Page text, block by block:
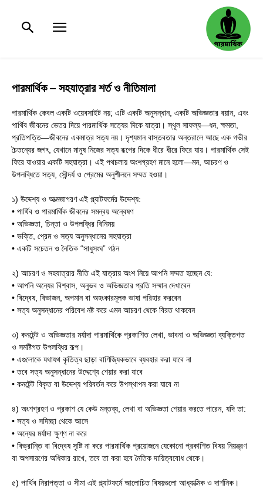
পারমার্থিক – সহযাত্রার শর্ত ও নীতিমালা
পারমার্থিক কেবল একটি ওয়েবসাইট নয়; এটি একটি অনুসন্ধান, একটি অভিজ্ঞতার বয়ান, এবং
পার্থিব জীবনের ভেতর দিয়ে পারমার্থিক সত্যের দিকে যাত্রা। স্থূল সাফল্য—ধন, ক্ষমতা,
প্রতিপত্তি—জীবনের একমাত্র সত্য নয়। দৃশ্যমান বাস্তবতার অন্তরালে আছে এক গভীর
চৈতন্যের জগৎ, যেখানে মানুষ নিজের সত্য রূপের দিকে ধীরে ধীরে ফিরে যায়। পারমার্থিক সেই
ফিরে যাওয়ার একটি সহযাত্রা। এই পথচলায় অংশগ্রহণ মানে হলো—মন, আচরণ ও
উপলব্ধিতে সত্য, সৌন্দর্য ও প্রেমের অনুশীলনে সম্মত হওয়া।
১) উদ্দেশ্য ও আত্মজাগরণ এই প্ল্যাটফর্মের উদ্দেশ্য:
• পার্থিব ও পারমার্থিক জীবনের সমন্বয় অন্বেষণ
• অভিজ্ঞতা, চিন্তা ও উপলব্ধির বিনিময়
• ভক্তি, প্রেম ও সত্য অনুসন্ধানের সহযাত্রা
• একটি সচেতন ও নৈতিক “সাধুসংঘ” গঠন
২) আচরণ ও সহযাত্রার নীতি এই যাত্রায় অংশ নিয়ে আপনি সম্মত হচ্ছেন যে:
• আপনি অন্যের বিশ্বাস, অনুভব ও অভিজ্ঞতার প্রতি সম্মান দেখাবেন
• বিদ্বেষ, বিভাজন, অপমান বা অহংকারমূলক ভাষা পরিহার করবেন
• সত্য অনুসন্ধানের পরিবেশ নষ্ট করে এমন আচরণ থেকে বিরত থাকবেন
৩) কনটেন্ট ও অভিজ্ঞতার মর্যাদা পারমার্থিকে প্রকাশিত লেখা, ভাবনা ও অভিজ্ঞতা ব্যক্তিগত
ও সমষ্টিগত উপলব্ধির রূপ।
• এগুলোকে যথাযথ কৃতিত্ব ছাড়া বাণিজ্যিকভাবে ব্যবহার করা যাবে না
• তবে সত্য অনুসন্ধানের উদ্দেশ্যে শেয়ার করা যাবে
• কনটেন্ট বিকৃত বা উদ্দেশ্য পরিবর্তন করে উপস্থাপন করা যাবে না
৪) অংশগ্রহণ ও প্রকাশ যে কেউ মন্তব্য, লেখা বা অভিজ্ঞতা শেয়ার করতে পারেন, যদি তা:
• সত্য ও সদিচ্ছা থেকে আসে
• অন্যের মর্যাদা ক্ষুণ্ণ না করে
• বিভ্রান্তি বা বিদ্বেষ সৃষ্টি না করে পারমার্থিক প্রয়োজনে যেকোনো প্রকাশিত বিষয় নিয়ন্ত্রণ
বা অপসারণের অধিকার রাখে, তবে তা করা হবে নৈতিক দায়িত্ববোধ থেকে।
৫) পার্থিব নিরাপত্তা ও সীমা এই প্ল্যাটফর্মে আলোচিত বিষয়গুলো আধ্যাত্মিক ও দার্শনিক।